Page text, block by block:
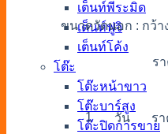
เต็นท์พีระมิด
เต็นท์ฟูจิ
เต็นท์โค้ง
โต๊ะ
โต๊ะหน้าขาว
โต๊ะบาร์สูง
โต๊ะปิดการขาย
ขนาดวัดนอก : กว้า
ร
1 วัน ร